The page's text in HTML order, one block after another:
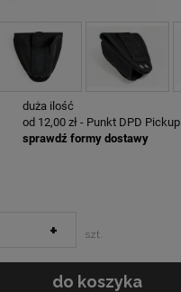
duża ilość
od 12,00 zł - Punkt DPD Pickup
sprawdź formy dostawy
+ szt.
do koszyka